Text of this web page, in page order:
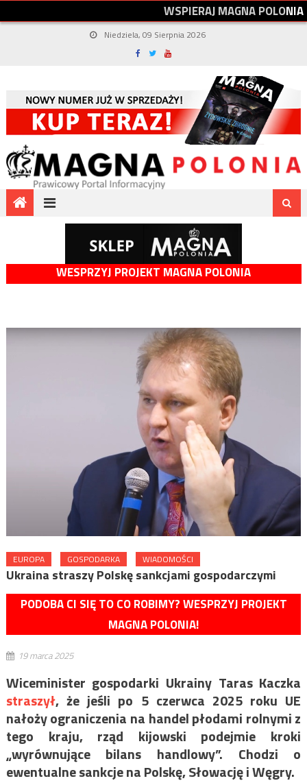
WSPIERAJMAGNAPOLONIA
Niedziela, 09 Sierpnia 2026
WESPRZYJ PROJEKT MAGNA POLONIA
EUROPA GOSPODARKA WIADOMOŚCI
Ukraina straszy Polskę sankcjami gospodarczymi
PODOBA CI SIĘ TO CO ROBIMY? WESPRZYJ PROJEKT
MAGNA POLONIA!
19 marca 2025
Wiceminister gospodarki Ukrainy Taras Kaczka
straszył, że jeśli po 5 czerwca 2025 roku UE
nałoży ograniczenia na handel płodami rolnymi z
tego kraju, rząd kijowski podejmie kroki
„wyrównujące bilans handlowy”. Chodzi o
ewentualne sankcje na Polskę, Słowację i Węgry.